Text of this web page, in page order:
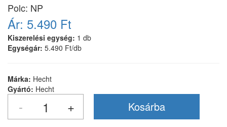
Polc: NP
Ár: 5.490 Ft
Kiszerelési egység: 1 db
Egységár: 5.490 Ft/db
Márka: Hecht
Gyártó: Hecht